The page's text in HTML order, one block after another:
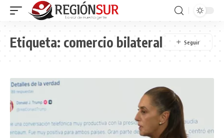
Etiqueta: comercio bilateral